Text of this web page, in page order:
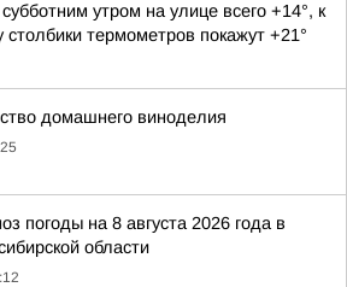
утром на улице всего +14°, к
столбики термометров покажут +21°
домашнего виноделия
погоды на 8 августа 2026 года в
области